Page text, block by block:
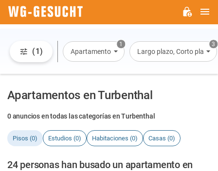
(1)
1
Apartamento
3
Largo plazo, Corto plazo,
Apartamentos en Turbenthal
0 anuncios en todas las categorías en Turbenthal
Pisos (0) Estudios (0) Habitaciones (0) Casas (0)
24 personas han busado un apartamento en